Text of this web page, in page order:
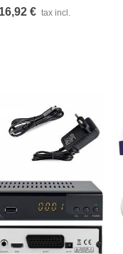
€ tax incl.